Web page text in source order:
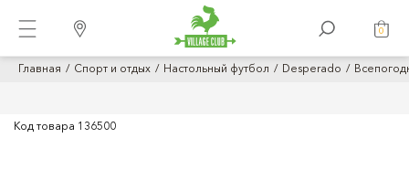
0
Главная Спорт и отдых Настольный футбол Desperado
Код товара 136500